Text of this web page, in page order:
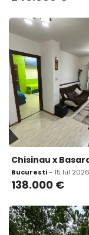
Bucuresti- 15 Iul 2026
138.000 €